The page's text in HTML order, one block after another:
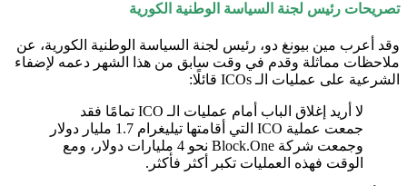
تصريحات رئيس لجنة السياسة الوطنية الكورية
وقد أعرب مين بيونغ دو، رئيس لجنة السياسة الوطنية الكورية، عن
ملاحظات مماثلة وقدم في وقت سابق من هذا الشهر دعمه لإضفاء
الشرعية على عمليات الـ ICOs قائلًا:
لا أريد إغلاق الباب أمام عمليات الـ ICO تمامًا فقد
جمعت عملية ICO التي أقامتها تيليغرام 1.7 مليار دولار
وجمعت شركة Block.One نحو 4 مليارات دولار، ومع
الوقت فهذه العمليات تكبر أكثر فأكثر.